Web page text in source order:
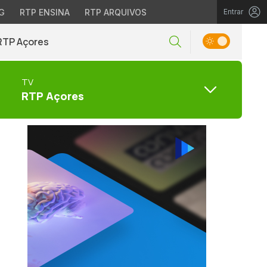
RTP ENSINA RTP ARQUIVOS Entrar
Açores
TV
RTP Açores